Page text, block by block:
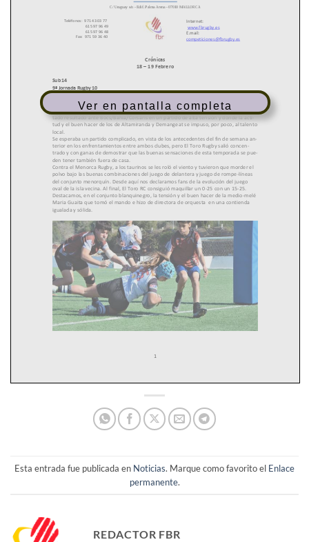
Ver en pantalla completa
Esta entrada fue publicada en Noticias. Marque como favorito el Enlace
permanente.
REDACTOR FBR